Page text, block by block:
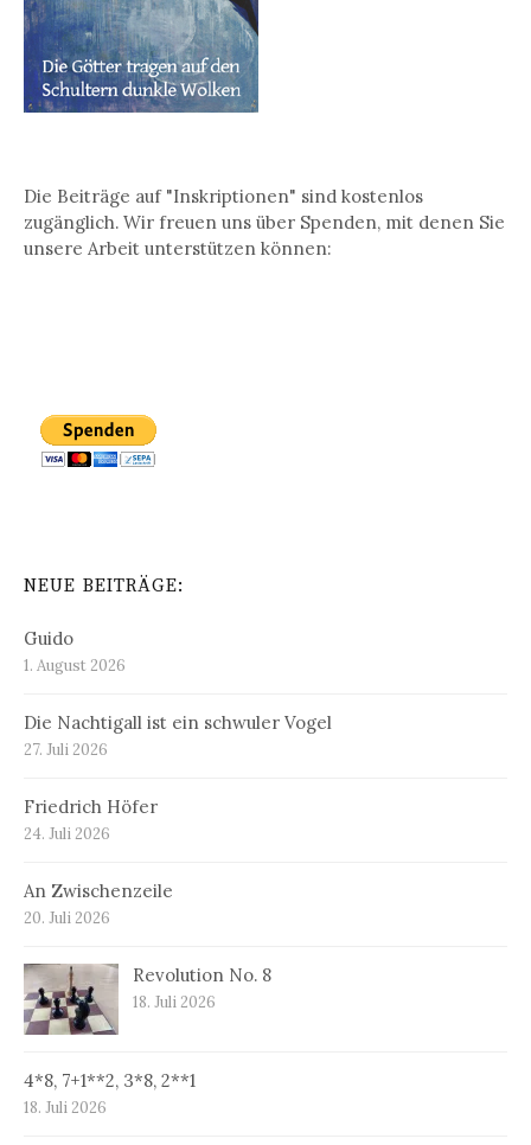
Die Beiträge auf "Inskriptionen" sind kostenlos
zugänglich. Wir freuen uns über Spenden, mit denen Sie
unsere Arbeit unterstützen können:
NEUE BEITRÄGE:
Guido
1. August 2026
Die Nachtigall ist ein schwuler Vogel
27. Juli 2026
Friedrich Höfer
24. Juli 2026
An Zwischenzeile
20. Juli 2026
Revolution No. 8
18. Juli 2026
4*8, 7+1**2, 3*8, 2**1
18. Juli 2026